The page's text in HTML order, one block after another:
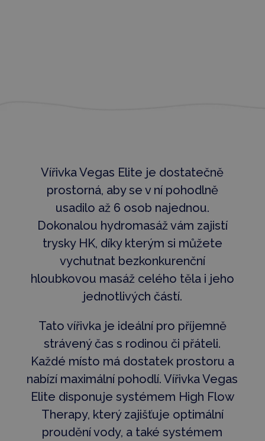
Vířivka Vegas Elite je dostatečně
prostorná, aby se v ní pohodlně
usadilo až 6 osob najednou.
Dokonalou hydromasáž vám zajistí
trysky HK, díky kterým si můžete
vychutnat bezkonkurenční
hloubkovou masáž celého těla i jeho
jednotlivých částí.
Tato vířivka je ideální pro příjemně
strávený čas s rodinou či přáteli.
Každé místo má dostatek prostoru a
nabízí maximální pohodlí. Vířivka Vegas
Elite disponuje systémem High Flow
Therapy, který zajišťuje optimální
proudění vody, a také systémem